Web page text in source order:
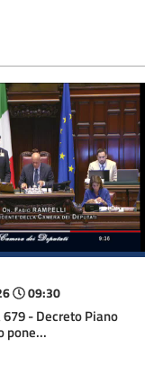
09:30
679 - Decreto Piano
pone...